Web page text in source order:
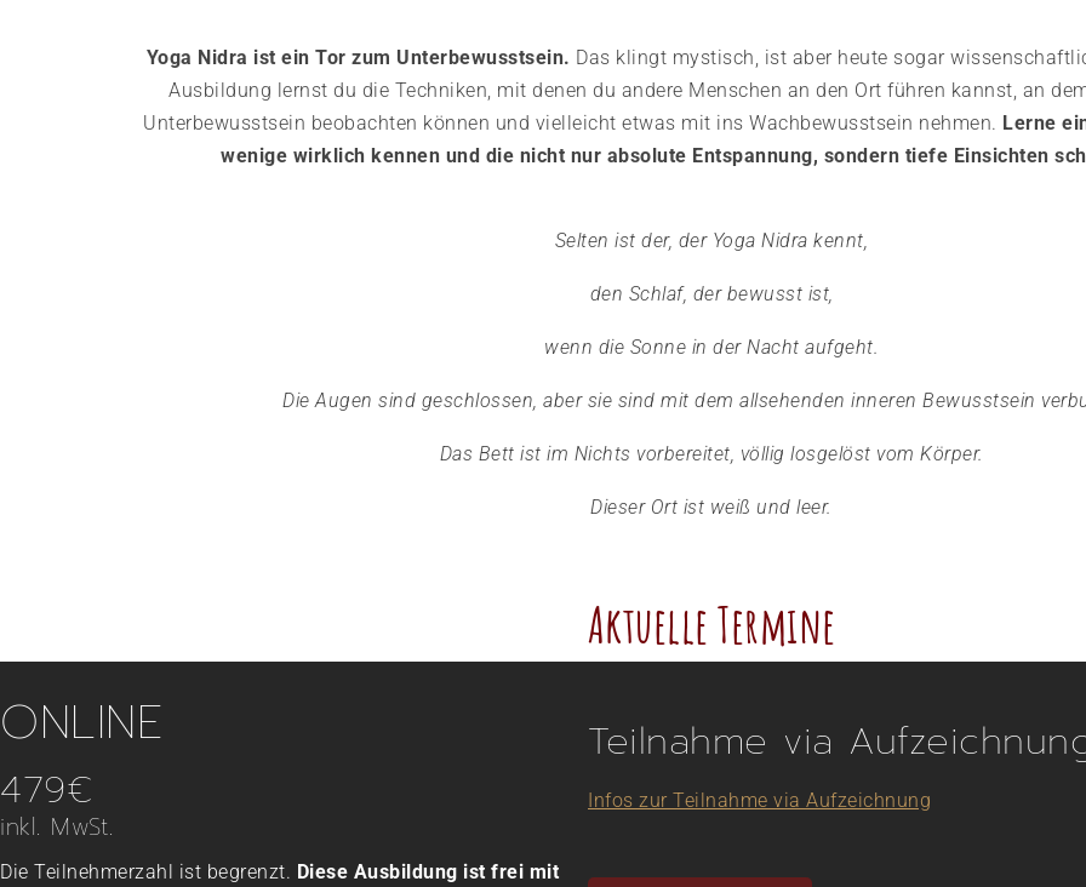
Yoga Nidra ist ein Tor zum Unterbewusstsein. Das klingt mystisch, ist aber heute sogar
Ausbildung lernst du die Techniken, mit denen du andere Menschen an den Ort führen kannst, an
Unterbewusstsein beobachten können und vielleicht etwas mit ins Wachbewusstsein nehmen. Lerne
wenige wirklich kennen und die nicht nur absolute Entspannung, sondern tiefe Einsichten
Selten ist der, der Yoga Nidra kennt,
den Schlaf, der bewusst ist,
wenn die Sonne in der Nacht aufgeht.
Die Augen sind geschlossen, aber sie sind mit dem allsehenden inneren Bewusstsein
Das Bett ist im Nichts vorbereitet, völlig losgelöst vom Körper.
Dieser Ort ist weiß und leer.
Aktuelle Termine
ONLINE
479€
inkl. MwSt.
Die Teilnehmerzahl ist begrenzt. Diese Ausbildung ist frei mit
Teilnahme via
Infos zur Teilnahme via Aufzeichnung